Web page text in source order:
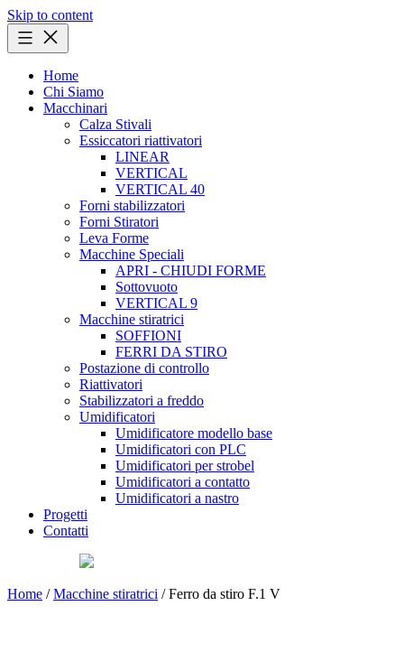
Skip to content
Home
Chi Siamo
Macchinari
Calza Stivali
Essiccatori riattivatori
LINEAR
VERTICAL
VERTICAL 40
Forni stabilizzatori
Forni Stiratori
Leva Forme
Macchine Speciali
APRI - CHIUDI FORME
Sottovuoto
VERTICAL 9
Macchine stiratrici
SOFFIONI
FERRI DA STIRO
Postazione di controllo
Riattivatori
Stabilizzatori a freddo
Umidificatori
Umidificatore modello base
Umidificatori con PLC
Umidificatori per strobel
Umidificatori a contatto
Umidificatori a nastro
Progetti
Contatti
Home /Macchine stiratrici / Ferro da stiro F.1 V